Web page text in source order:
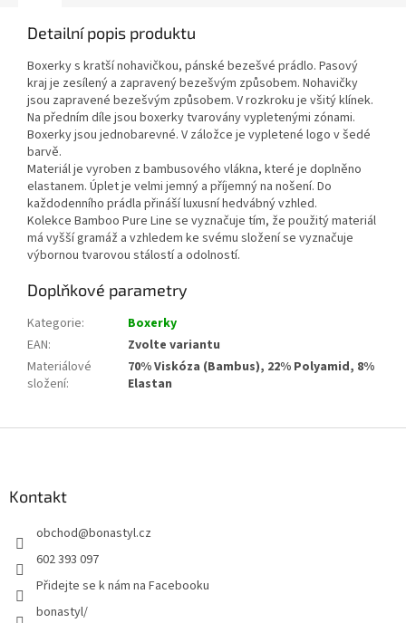
Detailní popis produktu
Boxerky s kratší nohavičkou, pánské bezešvé prádlo. Pasový
kraj je zesílený a zapravený bezešvým způsobem. Nohavičky
jsou zapravené bezešvým způsobem. V rozkroku je všitý klínek.
Na předním díle jsou boxerky tvarovány vypletenými zónami.
Boxerky jsou jednobarevné. V záložce je vypletené logo v šedé
barvě.
Materiál je vyroben z bambusového vlákna, které je doplněno
elastanem. Úplet je velmi jemný a příjemný na nošení. Do
každodenního prádla přináší luxusní hedvábný vzhled.
Kolekce Bamboo Pure Line se vyznačuje tím, že použitý materiál
má vyšší gramáž a vzhledem ke svému složení se vyznačuje
výbornou tvarovou stálostí a odolností.
Doplňkové parametry
Kategorie:
Boxerky
EAN:
Zvolte variantu
Materiálové
složení:
70% Viskóza (Bambus), 22% Polyamid, 8%
Elastan
Kontakt
obchod@bonastyl.cz
602 393 097
Přidejte se k nám na Facebooku
bonastyl/